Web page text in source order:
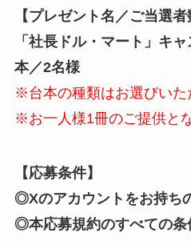
【プレゼント名／ご当選者
「社長ドル・マート」 キャ
本／2名様
※台本の種類はお選びいた
※お一人様1冊のご提供と
【応募条件】
◎Xのアカウントをお持ち
◎本応募規約のすべての条